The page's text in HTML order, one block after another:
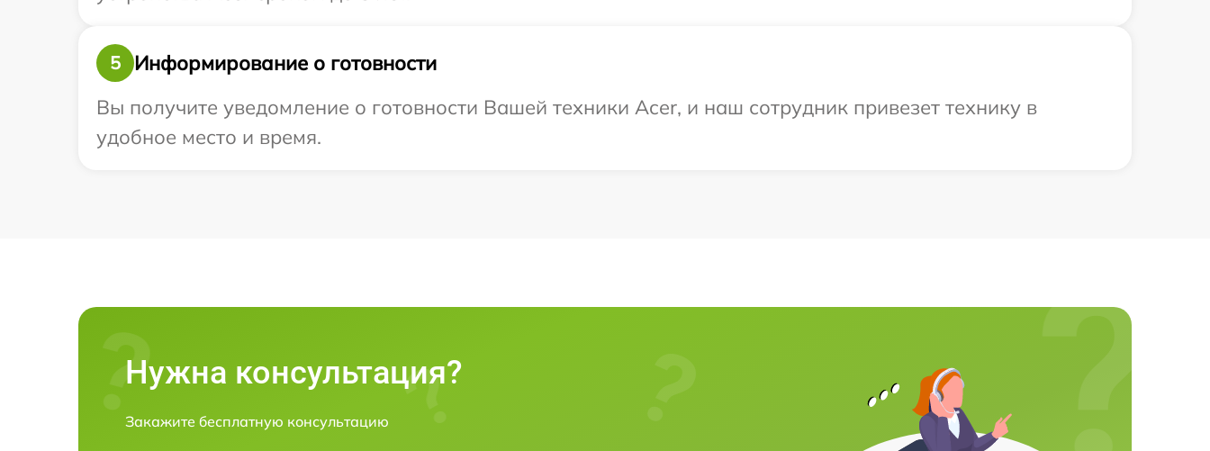
5
Информирование о готовности
Вы получите уведомление о готовности Вашей техники Acer, и наш сотрудник привезет технику в
удобное место и время.
Нужна консультация?
Закажите бесплатную консультацию